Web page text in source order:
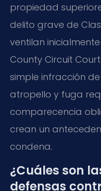
propiedad
delito grave de
ventilan
County Circuit
simple infracción
atropello y fuga
comparecencia
crean un
condena.
¿Cuáles son
defensas